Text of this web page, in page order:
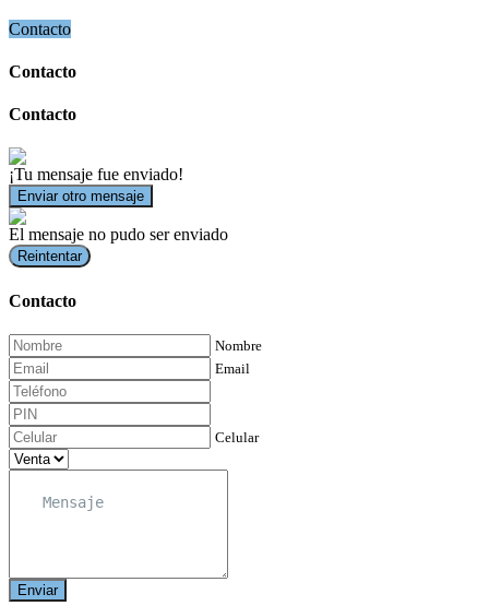
Contacto
Contacto
Contacto
¡Tu mensaje fue enviado!
Enviar otro mensaje
El mensaje no pudo ser enviado
Reintentar
Contacto
Nombre
Email
Celular
Enviar